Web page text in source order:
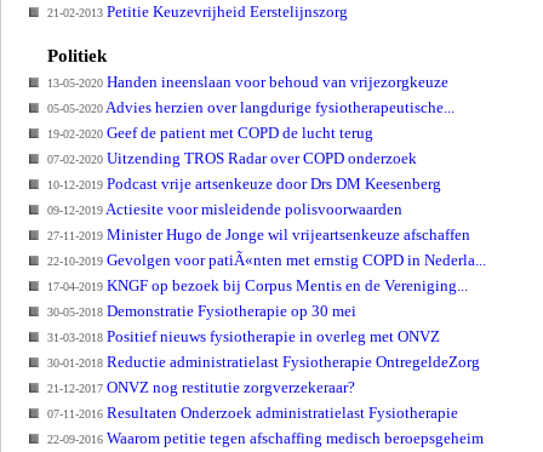
21-02-2013 Petitie Keuzevrijheid Eerstelijnszorg
Politiek
13-05-2020 Handen ineenslaan voor behoud van vrijezorgkeuze
05-05-2020 Advies herzien over langdurige fysiotherapeutische...
19-02-2020 Geef de patient met COPD de lucht terug
07-02-2020 Uitzending TROS Radar over COPD onderzoek
10-12-2019 Podcast vrije artsenkeuze door Drs DM Keesenberg
09-12-2019 Actiesite voor misleidende polisvoorwaarden
27-11-2019 Minister Hugo de Jonge wil vrijeartsenkeuze afschaffen
22-10-2019 Gevolgen voor patiÃ«nten met ernstig COPD in Nederla...
17-04-2019 KNGF op bezoek bij Corpus Mentis en de Vereniging...
30-05-2018 Demonstratie Fysiotherapie op 30 mei
31-03-2018 Positief nieuws fysiotherapie in overleg met ONVZ
30-01-2018 Reductie administratielast Fysiotherapie OntregeldeZorg
21-12-2017 ONVZ nog restitutie zorgverzekeraar?
07-11-2016 Resultaten Onderzoek administratielast Fysiotherapie
22-09-2016 Waarom petitie tegen afschaffing medisch beroepsgeheim